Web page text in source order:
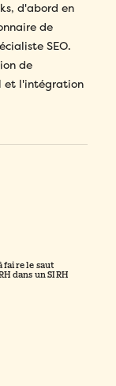
d'abord en
de
SEO.
de
et l'intégration
faire le saut
dans un SIRH